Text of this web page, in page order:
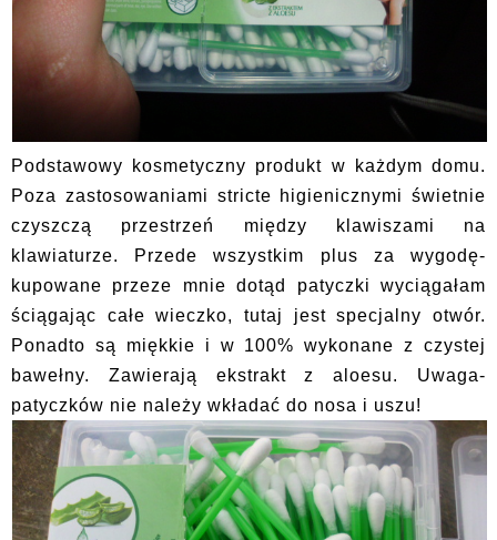
Podstawowy kosmetyczny produkt w każdym domu.
Poza zastosowaniami stricte higienicznymi świetnie
czyszczą przestrzeń między klawiszami na
klawiaturze. Przede wszystkim plus za wygodę-
kupowane przeze mnie dotąd patyczki wyciągałam
ściągając całe wieczko, tutaj jest specjalny otwór.
Ponadto są miękkie i w 100% wykonane z czystej
bawełny. Zawierają ekstrakt z aloesu. Uwaga-
patyczków nie należy wkładać do nosa i uszu!